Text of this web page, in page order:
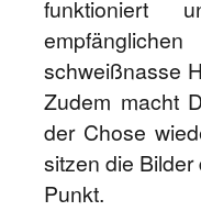
funktioniert
schweißnasse
Zudem macht
der Chose
sitzen die
Punkt.